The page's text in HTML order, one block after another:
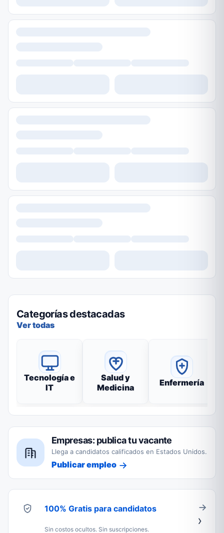
Categorías destacadas
Ver todas
Tecnología e
IT
Salud y
Medicina
Enfermería
Empresas: publica tu vacante
Llega a candidatos calificados en Estados Unidos.
Publicar empleo
100% Gratis para candidatos
Sin costos ocultos. Sin suscripciones.